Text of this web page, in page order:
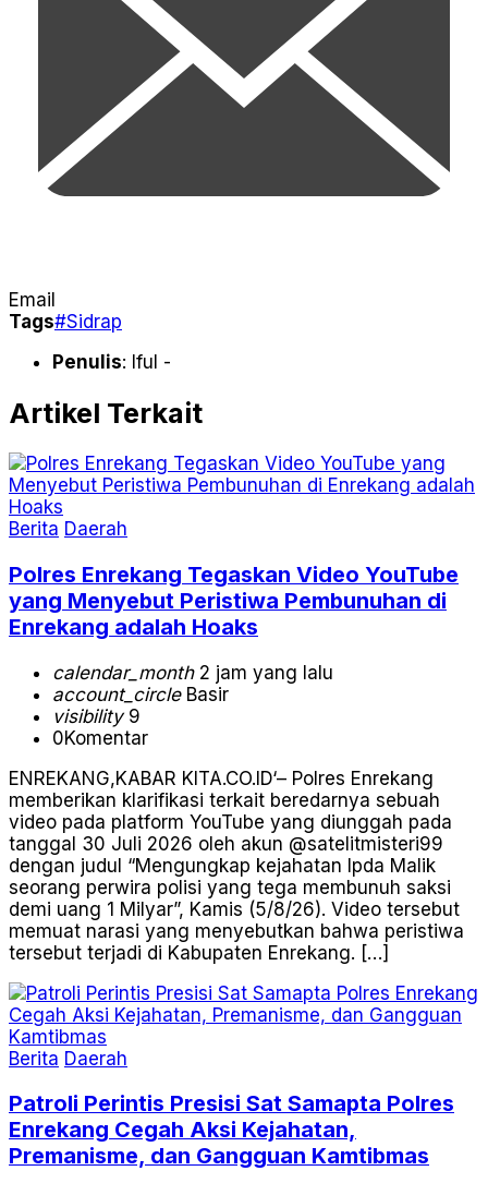
Email
Tags#Sidrap
Penulis: Iful -
Artikel Terkait
Berita Daerah
Polres Enrekang Tegaskan Video YouTube
yang Menyebut Peristiwa Pembunuhan di
Enrekang adalah Hoaks
calendar_month2 jam yang lalu
account_circleBasir
visibility9
0Komentar
ENREKANG,KABAR KITA.CO.ID‘– Polres Enrekang
memberikan klarifikasi terkait beredarnya sebuah
video pada platform YouTube yang diunggah pada
tanggal 30 Juli 2026 oleh akun @satelitmisteri99
dengan judul “Mengungkap kejahatan Ipda Malik
seorang perwira polisi yang tega membunuh saksi
demi uang 1 Milyar”, Kamis (5/8/26). Video tersebut
memuat narasi yang menyebutkan bahwa peristiwa
tersebut terjadi di Kabupaten Enrekang. […]
Berita Daerah
Patroli Perintis Presisi Sat Samapta Polres
Enrekang Cegah Aksi Kejahatan,
Premanisme, dan Gangguan Kamtibmas